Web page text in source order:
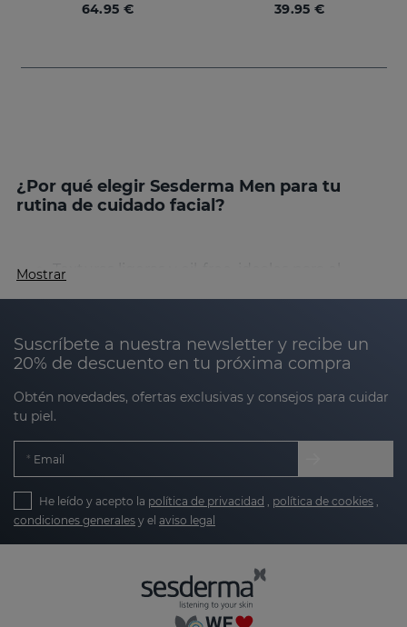
64.95 € 39.95 €
¿Por qué elegir Sesderma Men para tu
rutina de cuidado facial?
Texturas ligeras y oil-free, ideales para el
Reducción de los signos de cansancio y del
Calma y reparación tras el afeitado.
Protección frente a la contaminación y el daño
oxidativo.
penetración de los ingredientes, logrando una
acción eficaz y máxima tolerancia incluso en pieles
Mostrar
Suscríbete a nuestra newsletter y recibe un
20% de descuento en tu próxima compra
Obtén novedades, ofertas exclusivas y consejos para cuidar
tu piel.
Email
He leído y acepto la política de privacidad , política de cookies ,
condiciones generales y el aviso legal